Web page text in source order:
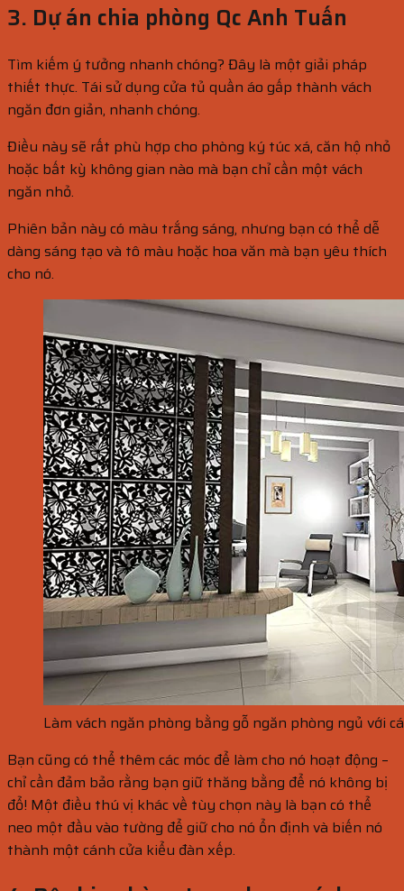
3. Dự án chia phòng Qc Anh Tuấn
Tìm kiếm ý tưởng nhanh chóng? Đây là một giải pháp
thiết thực. Tái sử dụng cửa tủ quần áo gấp thành vách
ngăn đơn giản, nhanh chóng.
Điều này sẽ rất phù hợp cho phòng ký túc xá, căn hộ nhỏ
hoặc bất kỳ không gian nào mà bạn chỉ cần một vách
ngăn nhỏ.
Phiên bản này có màu trắng sáng, nhưng bạn có thể dễ
dàng sáng tạo và tô màu hoặc hoa văn mà bạn yêu thích
cho nó.
Làm vách ngăn phòng bằng gỗ ngăn phòng ngủ với
Bạn cũng có thể thêm các móc để làm cho nó hoạt động –
chỉ cần đảm bảo rằng bạn giữ thăng bằng để nó không bị
đổ! Một điều thú vị khác về tùy chọn này là bạn có thể
neo một đầu vào tường để giữ cho nó ổn định và biến nó
thành một cánh cửa kiểu đàn xếp.